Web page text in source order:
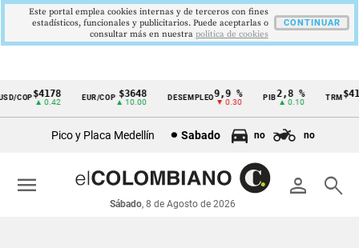
Cintillo
económicos
Colombia
COP$4178
▲ 0.42
EUR/COP $3648
▲ 10.00
DESEMPLEO 9,9 %
▼ 0.30
PIB2,8 %
▲ 0.10
TRM
Pico y Placa Medellín Sabado no no
person search
Sábado, 8 de Agosto de 2026
menu
Este portal emplea cookies internas y de terceros con fines
estadísticos, funcionales y publicitarios. Puede aceptarlas o
consultar más en nuestra politica de cookies
CONTINUAR